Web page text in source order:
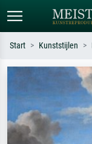
Standaard
Zoek op kunstenaar, titel
Monet, Sterrennacht,
Hokusai-golf,
Start Kunststijlen